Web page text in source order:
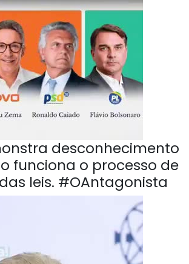
desconhecimento
funciona o processo de
leis. #OAntagonista